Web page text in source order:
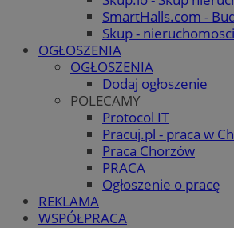
SmartHalls.com -
Skup -
OGŁOSZENIA
OGŁOSZENIA
Dodaj ogłoszenie
POLECAMY
Protocol IT
Pracuj.pl - praca w
Praca Chorzów
PRACA
Ogłoszenie o pracę
REKLAMA
WSPÓŁPRACA